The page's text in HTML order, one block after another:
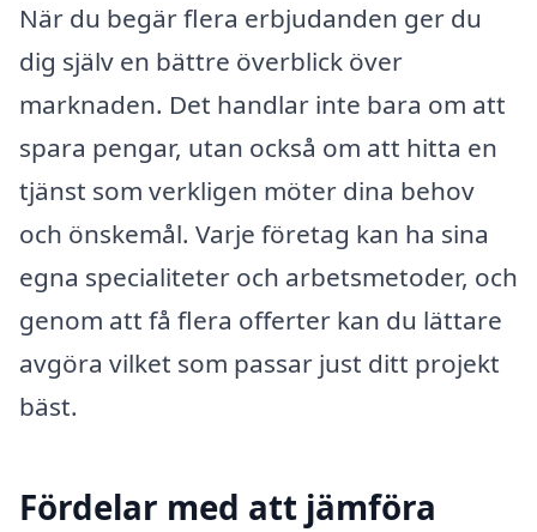
När du begär flera erbjudanden ger du
dig själv en bättre överblick över
marknaden. Det handlar inte bara om att
spara pengar, utan också om att hitta en
tjänst som verkligen möter dina behov
och önskemål. Varje företag kan ha sina
egna specialiteter och arbetsmetoder, och
genom att få flera offerter kan du lättare
avgöra vilket som passar just ditt projekt
bäst.
Fördelar med att jämföra